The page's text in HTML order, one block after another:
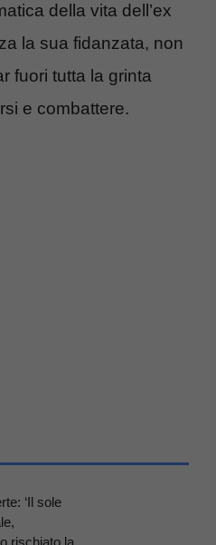
della vita dell’ex
la sua fidanzata, non
fuori tutta la grinta
e combattere.
‘Il sole